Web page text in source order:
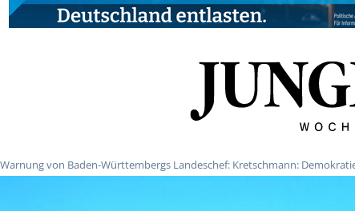
Warnung von Baden-Württembergs Landeschef: Kretschmann: